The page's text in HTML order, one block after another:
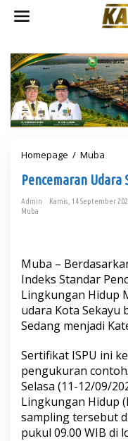
Homepage / Muba
n
e
n
U
d
a
r
a
e
k
a
u
K
a
Pencemaran Udara
Admin
Kamis, 14 September
Muba
Muba –
Indeks Standar
Lingkungan Hidup
udara Kota
Sedang menjadi
Sertifikat ISPU ini
pengukuran
Selasa (11-12/09/
Lingkungan Hidup
sampling tersebut
pukul 09.00 WIB di